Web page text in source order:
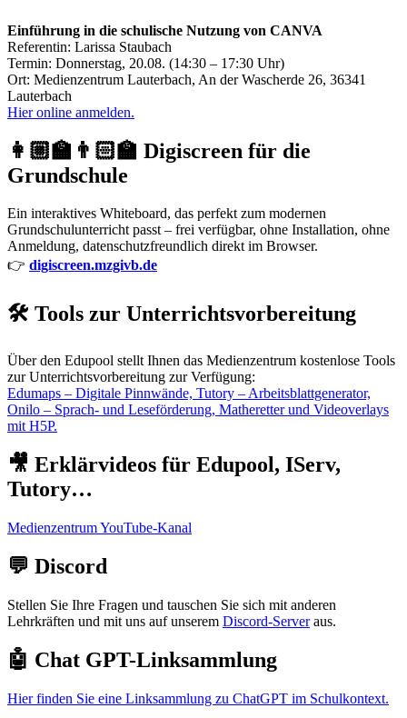
Einführung in die schulische Nutzung von CANVA
Referentin: Larissa Staubach
Termin: Donnerstag, 20.08. (14:30 – 17:30 Uhr)
Ort: Medienzentrum Lauterbach, An der Wascherde 26, 36341
Lauterbach
Hier online anmelden.
👩🏼‍🏫👨🏻‍🏫 Digiscreen für die
Grundschule
Ein interaktives Whiteboard, das perfekt zum modernen
Grundschulunterricht passt – frei verfügbar, ohne Installation, ohne
Anmeldung, datenschutzfreundlich direkt im Browser.
👉 digiscreen.mzgivb.de
🛠️ Tools zur Unterrichtsvorbereitung
Über den Edupool stellt Ihnen das Medienzentrum kostenlose Tools
zur Unterrichtsvorbereitung zur Verfügung:
Edumaps – Digitale Pinnwände, Tutory – Arbeitsblattgenerator,
Onilo – Sprach- und Leseförderung, Matheretter und Videoverlays
mit H5P.
🎥 Erklärvideos für Edupool, IServ,
Tutory…
Medienzentrum YouTube-Kanal
💬 Discord
Stellen Sie Ihre Fragen und tauschen Sie sich mit anderen
Lehrkräften und mit uns auf unserem Discord-Serveraus.
🤖 Chat GPT-Linksammlung
Hier finden Sie eine Linksammlung zu ChatGPT im Schulkontext.